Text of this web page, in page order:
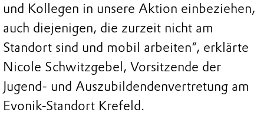
und Kollegen in unsere Aktion einbeziehen,
auch diejenigen, die zurzeit nicht am
Standort sind und mobil arbeiten“, erklärte
Nicole Schwitzgebel, Vorsitzende der
Jugend- und Auszubildendenvertretung am
Evonik-Standort Krefeld.